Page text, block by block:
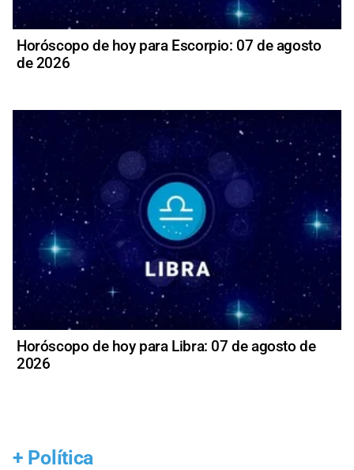
Horóscopo de hoy para Escorpio: 07 de agosto
de 2026
Horóscopo de hoy para Libra: 07 de agosto de
2026
+ Política